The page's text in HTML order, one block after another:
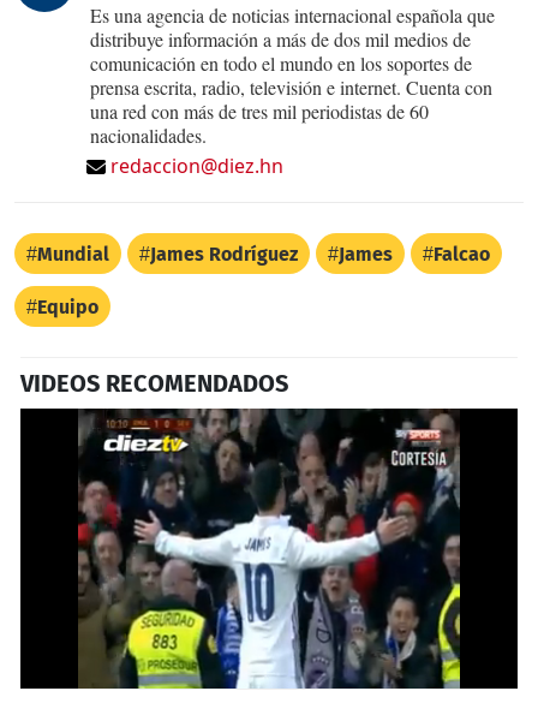
Es una agencia de noticias internacional española que
distribuye información a más de dos mil medios de
comunicación en todo el mundo en los soportes de
prensa escrita, radio, televisión e internet. Cuenta con
una red con más de tres mil periodistas de 60
nacionalidades.
redaccion@diez.hn
Mundial James Rodríguez James Falcao
Equipo
VIDEOS RECOMENDADOS